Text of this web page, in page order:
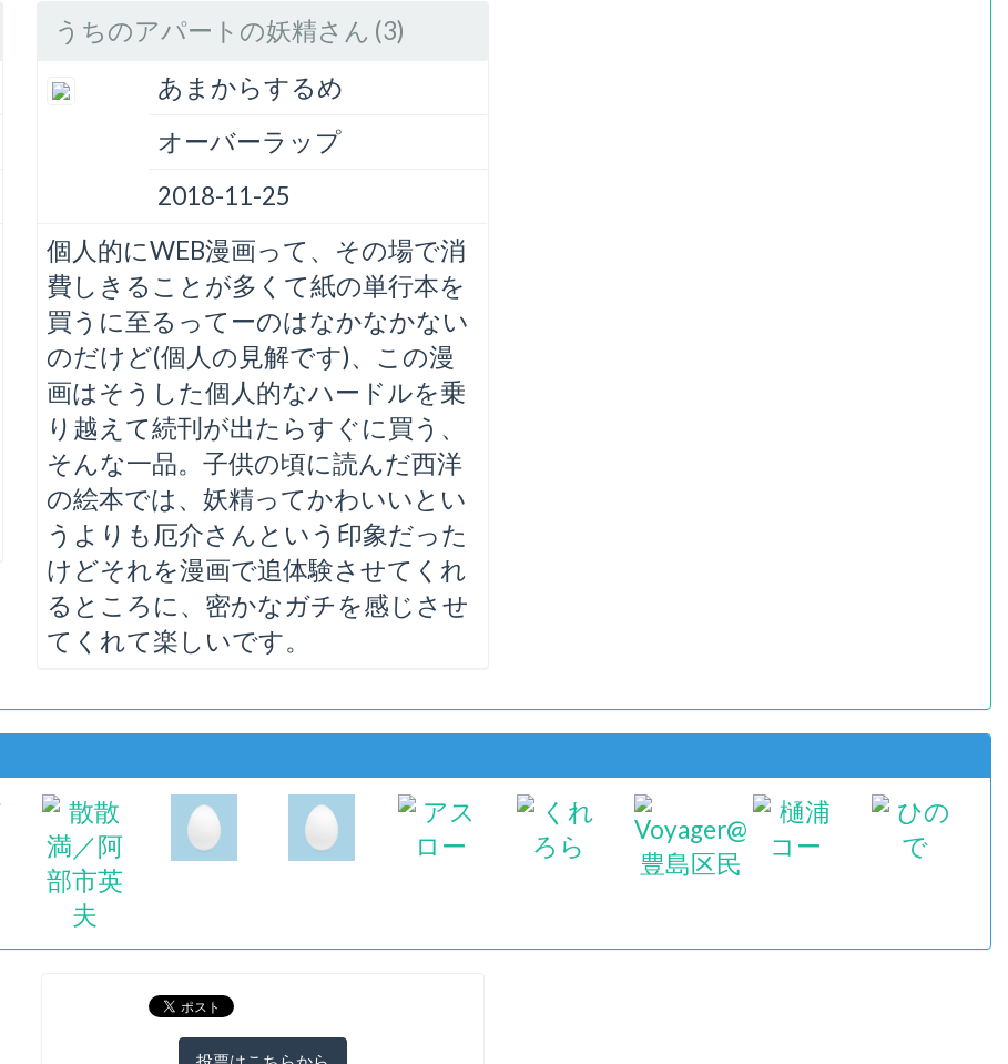
うちのアパートの妖精さん (3)
あまからするめ
オーバーラップ
2018-11-25
個人的にWEB漫画って、その場で消
費しきることが多くて紙の単行本を
買うに至るってーのはなかなかない
のだけど(個人の見解です)、この漫
画はそうした個人的なハードルを乗
り越えて続刊が出たらすぐに買う、
そんな一品。子供の頃に読んだ西洋
の絵本では、妖精ってかわいいとい
うよりも厄介さんという印象だった
けどそれを漫画で追体験させてくれ
るところに、密かなガチを感じさせ
てくれて楽しいです。